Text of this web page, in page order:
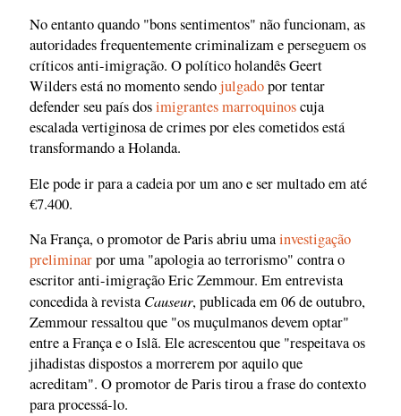
No entanto quando "bons sentimentos" não funcionam, as
autoridades frequentemente criminalizam e perseguem os
críticos anti-imigração. O político holandês Geert
Wilders está no momento sendojulgadopor tentar
defender seu país dosimigrantes marroquinoscuja
escalada vertiginosa de crimes por eles cometidos está
transformando a Holanda.
Ele pode ir para a cadeia por um ano e ser multado em até
€7.400.
Na França, o promotor de Paris abriu umainvestigação
preliminarpor uma "apologia ao terrorismo" contra o
escritor anti-imigração Eric Zemmour. Em entrevista
concedida à revista Causeur, publicada em 06 de outubro,
Zemmour ressaltou que "os muçulmanos devem optar"
entre a França e o Islã. Ele acrescentou que "respeitava os
jihadistas dispostos a morrerem por aquilo que
acreditam". O promotor de Paris tirou a frase do contexto
para processá-lo.